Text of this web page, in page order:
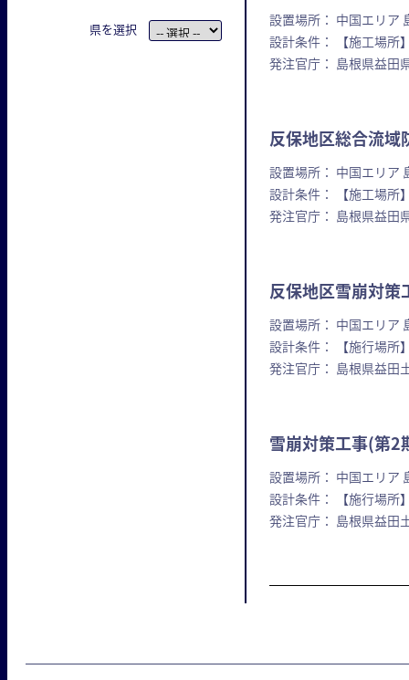
県を選択
設置場所： 中国エリア
設計条件： 【施工場所
発注官庁： 島根県益田
反保地区総合流域
設置場所： 中国エリア
設計条件： 【施工場所
発注官庁： 島根県益田
反保地区雪崩対策
設置場所： 中国エリア
設計条件： 【施行場所
発注官庁： 島根県益田
雪崩対策工事(第2
設置場所： 中国エリア
設計条件： 【施行場所
発注官庁： 島根県益田